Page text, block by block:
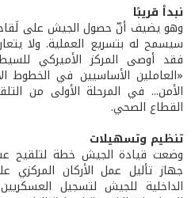
نبدأ قريبًا
وهو يضيف أنّ حصول الجيش على
سيسمح له بتسريع العملية. ولا
«العاملين الأساسيين في الخطوط
الأمن... في المرحلة الأولى من
القطاع الصحي.
تنظيم وتسهيلات
وضعت قيادة الجيش خطة لتلقيح
جهاز تأليل عمل الأركان
الداخلية للجيش لتسجيل